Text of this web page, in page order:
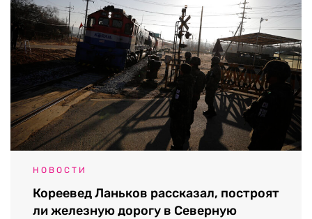
НОВОСТИ
Кореевед Ланьков рассказал, построят
ли железную дорогу в Северную